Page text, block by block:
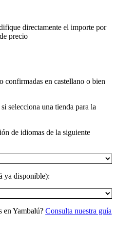
directamente el importe por
precio
confirmadas en castellano o bien
selecciona una tienda para la
de idiomas de la siguiente
ya disponible):
en Yambalú? Consulta nuestra guía